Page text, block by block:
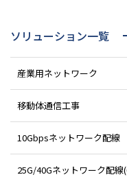
ソリューション一覧
産業用ネットワーク
移動体通信工事
10Gbpsネットワーク配線
25G/40Gネットワーク配線